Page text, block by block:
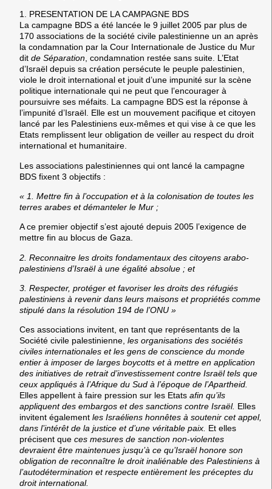
1. PRESENTATION DE LA CAMPAGNE BDS
La campagne BDS a été lancée le 9 juillet 2005 par plus de
170 associations de la société civile palestinienne un an après
la condamnation par la Cour Internationale de Justice du Mur
dit de Séparation , condamnation restée sans suite. L’Etat
d’Israël depuis sa création persécute le peuple palestinien,
viole le droit international et jouit d’une impunité sur la scène
politique internationale qui ne peut que l’encourager à
poursuivre ses méfaits. La campagne BDS est la réponse à
l’impunité d’Israël. Elle est un mouvement pacifique et citoyen
lancé par les Palestiniens eux-mêmes et qui vise à ce que les
Etats remplissent leur obligation de veiller au respect du droit
international et humanitaire.
Les associations palestiniennes qui ont lancé la campagne
BDS fixent 3 objectifs :
« 1. Mettre fin à l’occupation et à la colonisation de toutes les
terres arabes et démanteler le Mur ;
A ce premier objectif s’est ajouté depuis 2005 l’exigence de
mettre fin au blocus de Gaza.
2. Reconnaitre les droits fondamentaux des citoyens arabo-
palestiniens d’Israël à une égalité absolue ; et
3. Respecter, protéger et favoriser les droits des réfugiés
palestiniens à revenir dans leurs maisons et propriétés comme
stipulé dans la résolution 194 de l’ONU »
Ces associations invitent, en tant que représentants de la
Société civile palestinienne, les organisations des sociétés
civiles internationales et les gens de conscience du monde
entier à imposer de larges boycotts et à mettre en application
des initiatives de retrait d’investissement contre Israël tels que
ceux appliqués à l’Afrique du Sud à l’époque de l’Apartheid.
Elles appellent à faire pression sur les Etats afin qu’ils
appliquent des embargos et des sanctions contre Israël. Elles
invitent également les Israéliens honnêtes à soutenir cet appel,
dans l’intérêt de la justice et d’une véritable paix. Et elles
précisent que ces mesures de sanction non-violentes
devraient être maintenues jusqu’à ce qu’Israël honore son
obligation de reconnaître le droit inaliénable des Palestiniens à
l’autodétermination et respecte entièrement les préceptes du
droit international.